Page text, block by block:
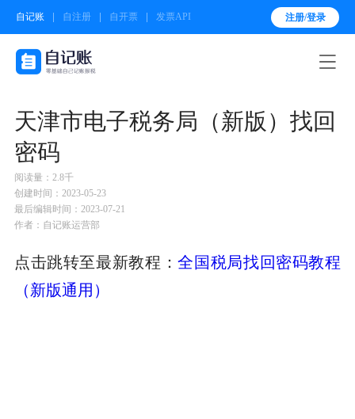
自记账 自注册 自开票 发票API 注册/登录

天津市电子税务局（新版）找回
密码
阅读量：2.8千
创建时间：2023-05-23
最后编辑时间：2023-07-21
作者：自记账运营部
点击跳转至最新教程：全国税局找回密码教程
（新版通用）